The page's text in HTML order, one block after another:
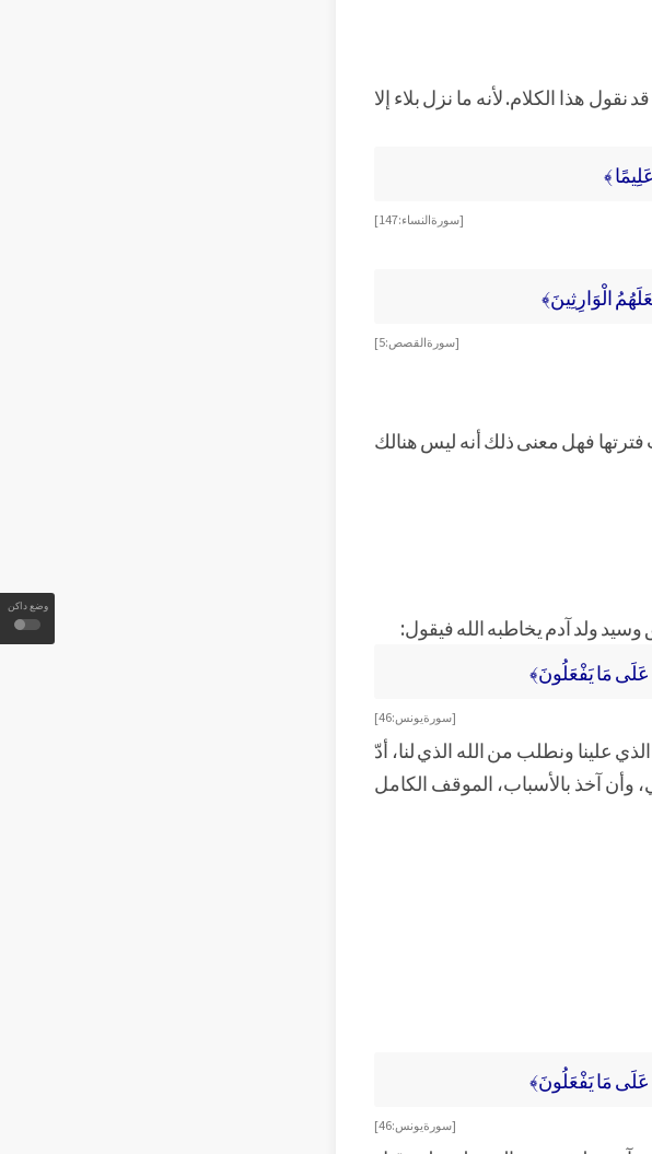
وضع داكن
هذا الكلام. لأنه ما نزل بلاء إلا
﴾
[سورة النساء:147]
الْوَارِثِينَ﴾
[سورة القصص:5]
فهل معنى ذلك أنه ليس هنالك
وسيد ولد آدم يخاطبه الله فيقول:
عَلَى مَا يَفْعَلُونَ﴾
[سورة يونس:46]
علينا ونطلب من الله الذي لنا، أدّ
وأن آخذ بالأسباب، الموقف الكامل
عَلَى مَا يَفْعَلُونَ﴾
[سورة يونس:46]